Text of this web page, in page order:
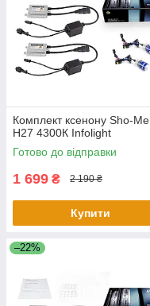
Комплект ксенону Sho-Me
H27 4300К Infolight
Готово до відправки
1 699 ₴ 2 190 ₴
Купити
–22%